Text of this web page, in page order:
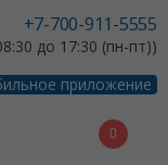
+7-700-911-5555
до 17:30 (пн-пт))
приложение